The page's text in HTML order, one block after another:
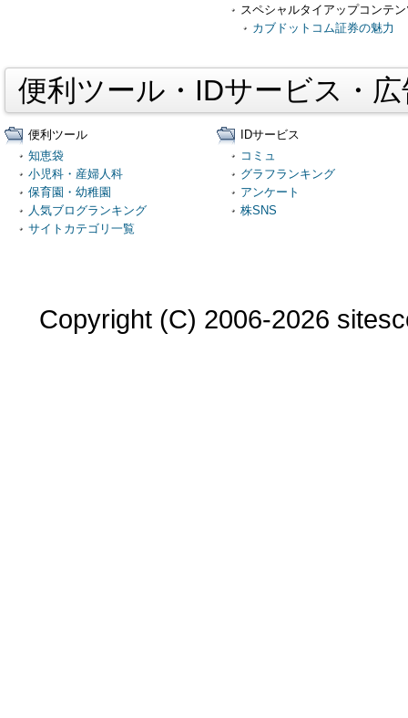
スペシャルタイアップコンテ
カブドットコム証券の魅力
便利ツール・IDサービス・
便利ツール
知恵袋
小児科・産婦人科
保育園・幼稚園
人気ブログランキング
サイトカテゴリ一覧
IDサービス
コミュ
グラフランキング
アンケート
株SNS
Copyright (C) 2006-2026